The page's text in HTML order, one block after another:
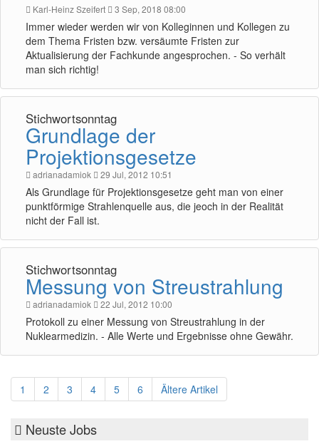
Karl-Heinz Szeifert 3 Sep, 2018 08:00
Immer wieder werden wir von Kolleginnen und Kollegen zu
dem Thema Fristen bzw. versäumte Fristen zur
Aktualisierung der Fachkunde angesprochen. - So verhält
man sich richtig!
Stichwortsonntag
Grundlage der
Projektionsgesetze
adrianadamiok 29 Jul, 2012 10:51
Als Grundlage für Projektionsgesetze geht man von einer
punktförmige Strahlenquelle aus, die jeoch in der Realität
nicht der Fall ist.
Stichwortsonntag
Messung von Streustrahlung
adrianadamiok 22 Jul, 2012 10:00
Protokoll zu einer Messung von Streustrahlung in der
Nuklearmedizin. - Alle Werte und Ergebnisse ohne Gewähr.
1 2 3 4 5 6 Ältere Artikel
Neuste Jobs